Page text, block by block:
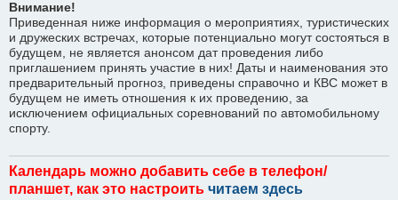
Внимание!
Приведенная ниже информация о мероприятиях, туристических
и дружеских встречах, которые потенциально могут состояться в
будущем, не является анонсом дат проведения либо
приглашением принять участие в них! Даты и наименования это
предварительный прогноз, приведены справочно и КВС может в
будущем не иметь отношения к их проведению, за
исключением официальных соревнований по автомобильному
спорту.
Календарь можно добавить себе в телефон/
планшет, как это настроить читаем здесь